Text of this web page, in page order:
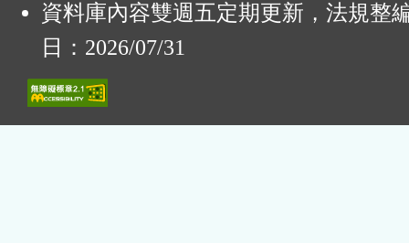
資料庫內容雙週五定期更新，法規整
日：2026/07/31